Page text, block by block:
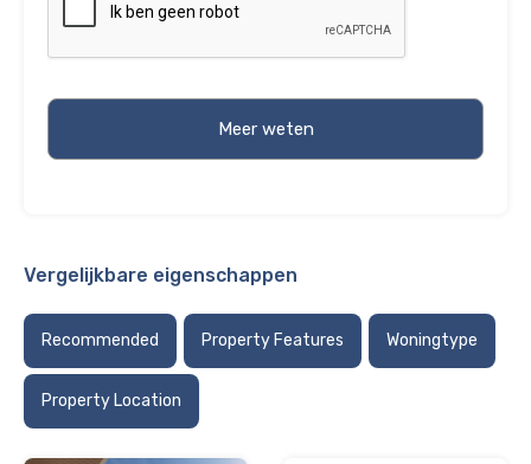
Vergelijkbare eigenschappen
Recommended Property Features Woningtype
Property Location